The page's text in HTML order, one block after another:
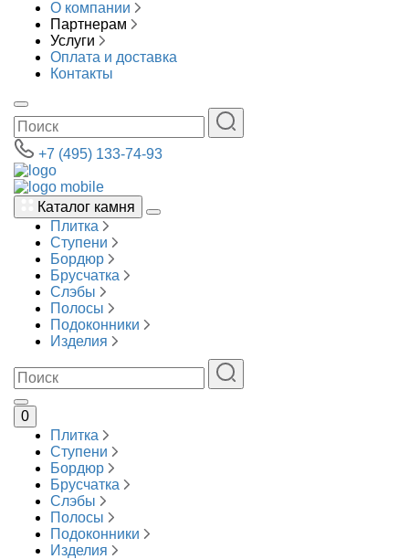
О компании
Партнерам
Услуги
Оплата и доставка
Контакты
+7 (495) 133-74-93
Каталог камня
Плитка
Ступени
Бордюр
Брусчатка
Слэбы
Полосы
Подоконники
Изделия
0
Плитка
Ступени
Бордюр
Брусчатка
Слэбы
Полосы
Подоконники
Изделия